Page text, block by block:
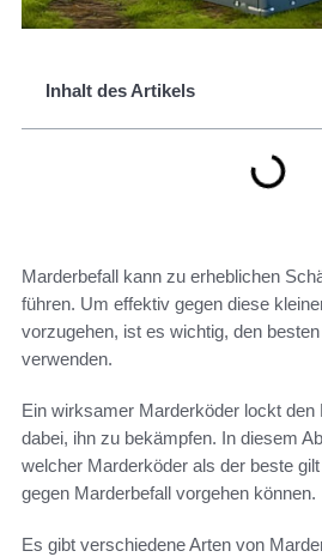
Inhalt des Artikels
Marderbefall kann zu erheblichen
führen. Um effektiv gegen diese
vorzugehen, ist es wichtig, den
verwenden.
Ein wirksamer Marderköder lockt den
dabei, ihn zu bekämpfen. In diesem
welcher Marderköder als der beste
gegen Marderbefall vorgehen können.
Es gibt verschiedene Arten von